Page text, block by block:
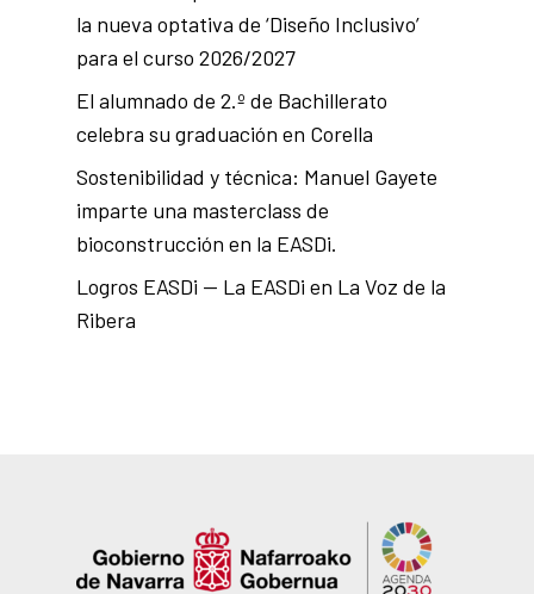
la nueva optativa de ‘Diseño Inclusivo’
para el curso 2026/2027
El alumnado de 2.º de Bachillerato
celebra su graduación en Corella
Sostenibilidad y técnica: Manuel Gayete
imparte una masterclass de
bioconstrucción en la EASDi.
Logros EASDi — La EASDi en La Voz de la
Ribera